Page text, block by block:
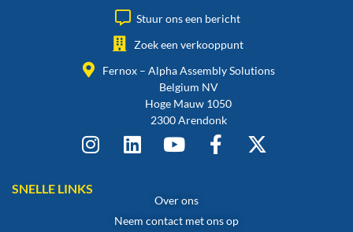
Stuur ons een bericht
Zoek een verkooppunt
Fernox – Alpha Assembly Solutions
Belgium NV
Hoge Mauw 1050
2300 Arendonk
SNELLE LINKS
Over ons
Neem contact met ons op